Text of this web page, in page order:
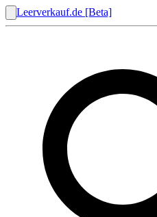
Leerverkauf.de [Beta]